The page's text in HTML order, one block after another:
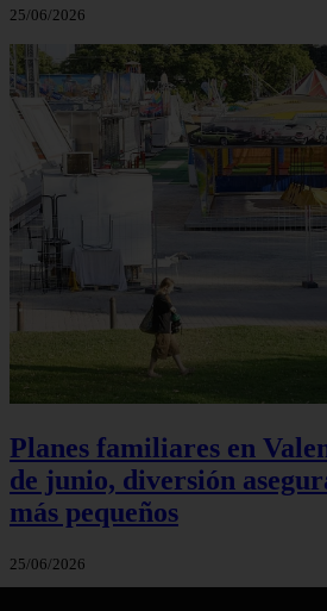
25/06/2026
Planes familiares en
de junio, diversión
más pequeños
25/06/2026